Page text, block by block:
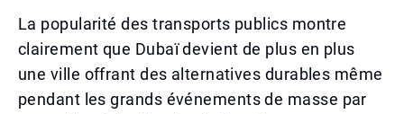
La popularité des transports publics montre
clairement que Dubaï devient de plus en plus
une ville offrant des alternatives durables même
pendant les grands événements de masse par